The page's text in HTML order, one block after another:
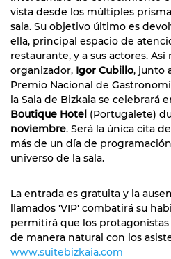
vista desde los múltiples
sala. Su objetivo último es
ella, principal espacio de
restaurante, y a sus actores.
organizador, Igor Cubillo, junto
Premio Nacional de
la Sala de Bizkaia se celebrará
Boutique Hotel (Portugalete)
noviembre. Será la única cita
más de un día de
universo de la sala.
La entrada es gratuita y la
llamados 'VIP' combatirá su
permitirá que los
de manera natural con los
www.suitebizkaia.com